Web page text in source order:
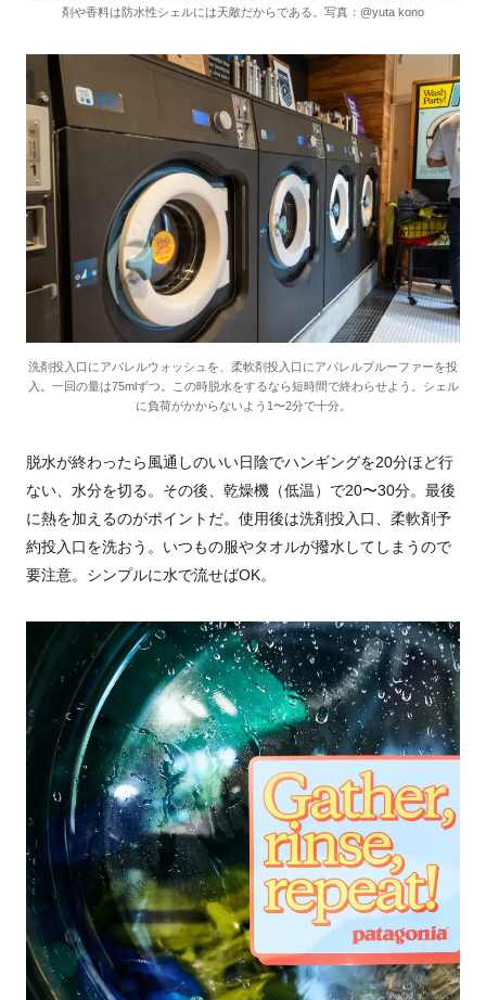
剤や香料は防水性シェルには天敵だからである。写真：@yuta kono
洗剤投入口にアパレルウォッシュを、柔軟剤投入口にアパレルプルーファーを投
入。一回の量は75mlずつ。この時脱水をするなら短時間で終わらせよう。シェル
に負荷がかからないよう1〜2分で十分。
脱水が終わったら風通しのいい日陰でハンギングを20分ほど行
ない、水分を切る。その後、乾燥機（低温）で20〜30分。最後
に熱を加えるのがポイントだ。使用後は洗剤投入口、柔軟剤予
約投入口を洗おう。いつもの服やタオルが撥水してしまうので
要注意。シンプルに水で流せばOK。